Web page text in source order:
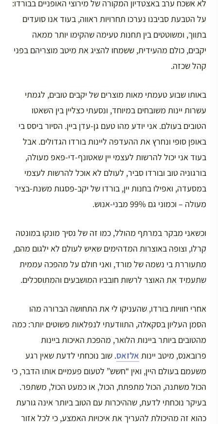
לא אשכח ערב באצטדיון המקורה של מירוצי האופניים בבורדו:
על הטבעת סביבנו נערכו תחרויות ראווה, בעוד אנו סועדים
בתווך, ומשוטטים בין תחנות טעימה שהקימו יותר ממאה
יקבים, כולם מהעידית, ששמחו להציג את מיטב מוצריהם בפני
קהל שכזה.
באותו שבוע טעמתי מאות מוצרים של יקבים טובים, לגמתי
עשרות יינות משובחים במיוחד, ונסעתי כצליין בין השאטו
הטובים בעולם. אני יודע מהו טעם גן-עדן ביין. הסיור ביסס בי
באופן סופי ונחרץ את ההעדפה ליינות בורדו הגדולים. אבל
בעוד אני יכול להרשות לעצמי יין שאטונף-די-פאפ מעולה,
בורגוניה טוב ובורדו סביר, לעולם לא אוכל להרשות לעצמי
במסעדה, ואפילו בחנות יין, בורדו של יקב-פסגות משנת-בציר
מעולה – וכמוני גם 99% מבני-אנוש.
וכשאני מבקר במרתף מהולל, כמו זה של נסיך מונקו במונטה
קרלו, וצופה באוצרות המדהימים שאיש לעולם לא ילגום מהם,
מתעוררת בי נשמה של מורד, ואני חולם על מהפכה עממית
שתעמיד את האוצר לרשות חובביו המושבעים והמתוסכלים.
אחרי חוויות בורדו, שהעניקו לי את התחושה הברורה מהו
הסמן העליון בסקאלה, התוודעתי לנפלאות פשוטים יותר: כמה
מהטובים ביותר ביינות הלואר, מהפכת האיכות ביינות
פרובאנס, מיטב יינות אלזאס. שוב נוכחתי לדעת שאין רגע
משעמם בעולם היין, ואין “חשש” לטעום פעמיים אותו הדבר, כי
הכול משתנה, הכול מתפתח, הכול, או כמעט הכול, משתפר.
בעיקר נוכחתי לדעת, שההיכרות עם הטוב ביותר אינה גורעת
כהוא זה מהיכולת להעריך את איכויות האמצע, כי לכל אזור